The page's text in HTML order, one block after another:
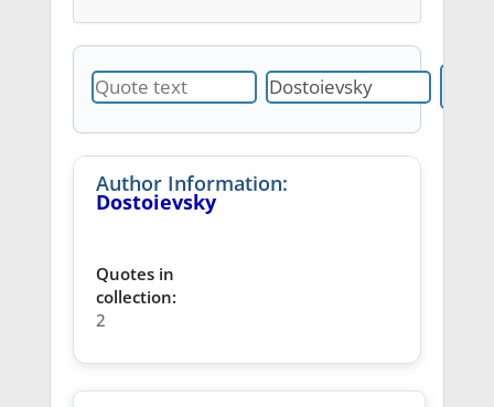
Author Information:
Dostoievsky
Quotes in
collection:
2